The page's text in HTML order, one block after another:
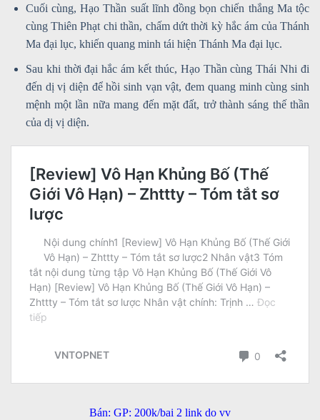
Cuối cùng, Hạo Thần suất lĩnh đồng bọn chiến thắng Ma tộc
cùng Thiên Phạt chi thần, chấm dứt thời kỳ hắc ám của Thánh
Ma đại lục, khiến quang minh tái hiện Thánh Ma đại lục.
Sau khi thời đại hắc ám kết thúc, Hạo Thần cùng Thái Nhi đi
đến dị vị diện để hồi sinh vạn vật, đem quang minh cùng sinh
mệnh một lần nữa mang đến mặt đất, trở thành sáng thế thần
của dị vị diện.
Bán: GP: 200k/bai 2 link do vv